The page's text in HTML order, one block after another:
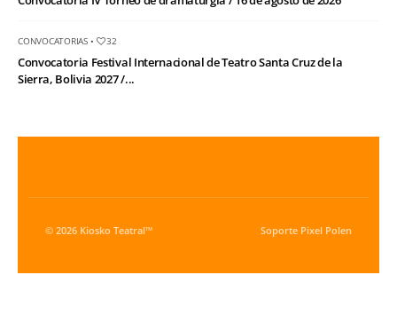
CONVOCATORIAS• 32
Convocatoria Festival Internacional de Teatro Santa Cruz de la
Sierra, Bolivia 2027 /...
© 2026 Kiosko Teatral™ Soporte Pixel Polen